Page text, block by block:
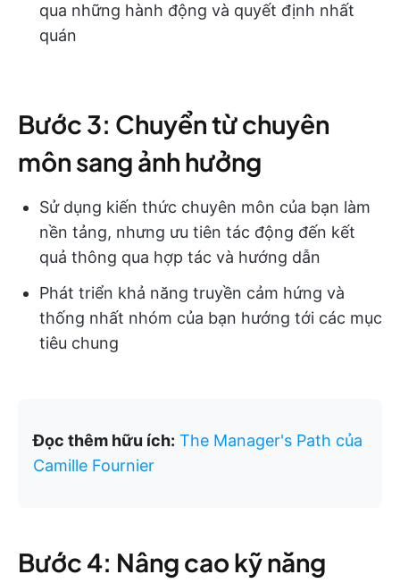
qua những hành động và quyết định nhất
quán
Bước 3: Chuyển từ chuyên
môn sang ảnh hưởng
Sử dụng kiến thức chuyên môn của bạn làm
nền tảng, nhưng ưu tiên tác động đến kết
quả thông qua hợp tác và hướng dẫn
Phát triển khả năng truyền cảm hứng và
thống nhất nhóm của bạn hướng tới các mục
tiêu chung
Đọc thêm hữu ích: The Manager's Path của
Camille Fournier
Bước 4: Nâng cao kỹ năng